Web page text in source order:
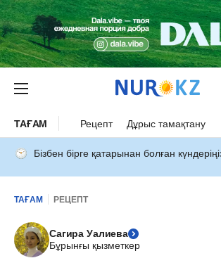
ТАҒАМ Рецепт Дұрыс тамақтану
Бізбен бірге қатарынан болған
ТАҒАМ РЕЦЕПТ
Сагира Уалиева
Бұрынғы қызметкер